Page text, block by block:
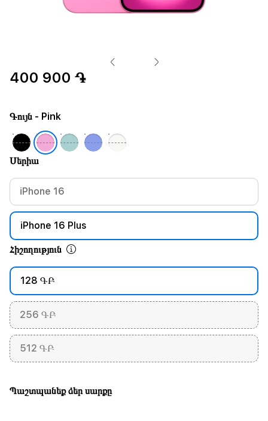
400 900 ֏
Սերիա
iPhone 16
iPhone 16 Plus
Հիշողություն
128 ԳԲ
256 ԳԲ
512 ԳԲ
Գույն - Pink
Պաշտպանեք ձեր սարքը